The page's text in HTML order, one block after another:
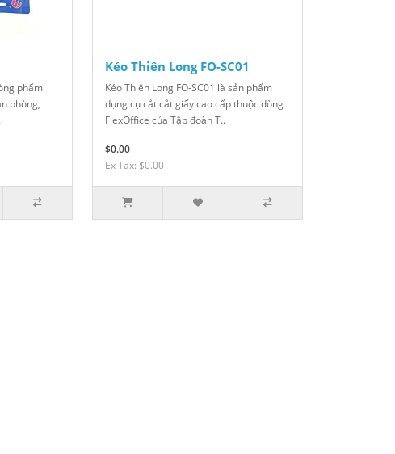
phẩm
phòng,
Kéo Thiên Long FO-SC01
Kéo Thiên Long FO-SC01 là sản phẩm
dụng cụ cắt cắt giấy cao cấp thuộc dòng
FlexOffice của Tập đoàn T..
$0.00
Ex Tax: $0.00